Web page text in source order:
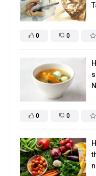
0 0
0 0